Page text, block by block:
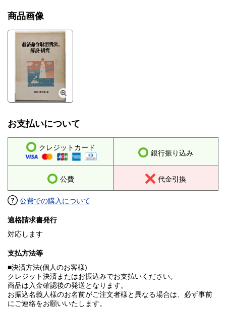
商品画像
お支払いについて
クレジットカード
銀行振り込み
公費 代金引換
公費での購入について
適格請求書発行
対応します
支払方法等
■決済方法(個人のお客様)
クレジット決済またはお振込みでお支払いください。
商品は入金確認後の発送となります。
お振込名義人様のお名前がご注文者様と異なる場合は、必ず事前
にご連絡をお願いいたします。